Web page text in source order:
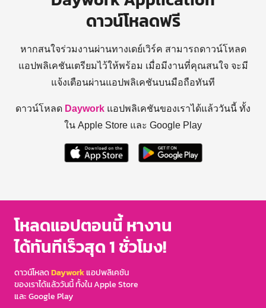
ดาวน์โหลดฟรี
หากสนใจร่วมงานผ่านทางเดย์เวิร์ค สามารถดาวน์โหลด
แอปพลิเคชันเตรียมไว้ให้พร้อม เมื่อมีงานที่คุณสนใจ จะมี
แจ้งเตือนผ่านแอปพลิเคชันบนมือถือทันที
ดาวน์โหลด Daywork แอปพลิเคชันของเราได้แล้ววันนี้ ทั้ง
ใน Apple Store และ Google Play
โหลดแอปตอนนี้ หางาน
ได้ทันทีเร็วสุด 1 ชั่วโมง!
ดาวน์โหลดDayworkแอปพลิเคชัน
ของเราได้แล้ววันนี้ ทั้งใน Apple Store
และ Google Play